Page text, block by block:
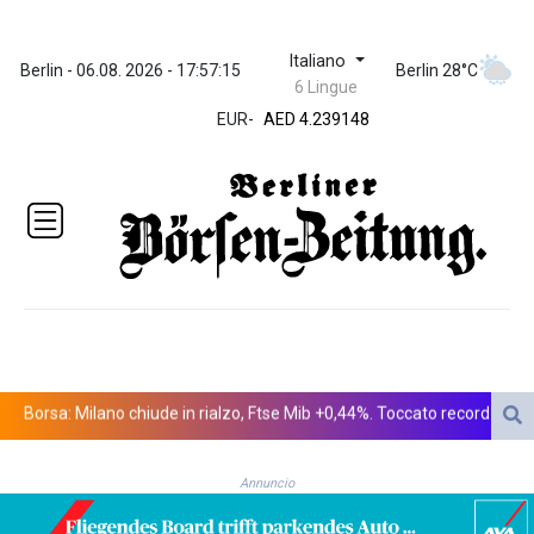
Berlin - 06.08. 2026 - 17:57:15 Italiano
6 Lingue
Berlin 28°C
EUR-
ZWL 371.682381
AED 4.239148
AED 4.239148
ALL 93.242695
AMD
422.066935
AOA
1059.642688
AZN 1.960251
BDT 142.849428
Milano chiude in rialzo, Ftse Mib +0,44%. Toccato record oltre
Annuncio